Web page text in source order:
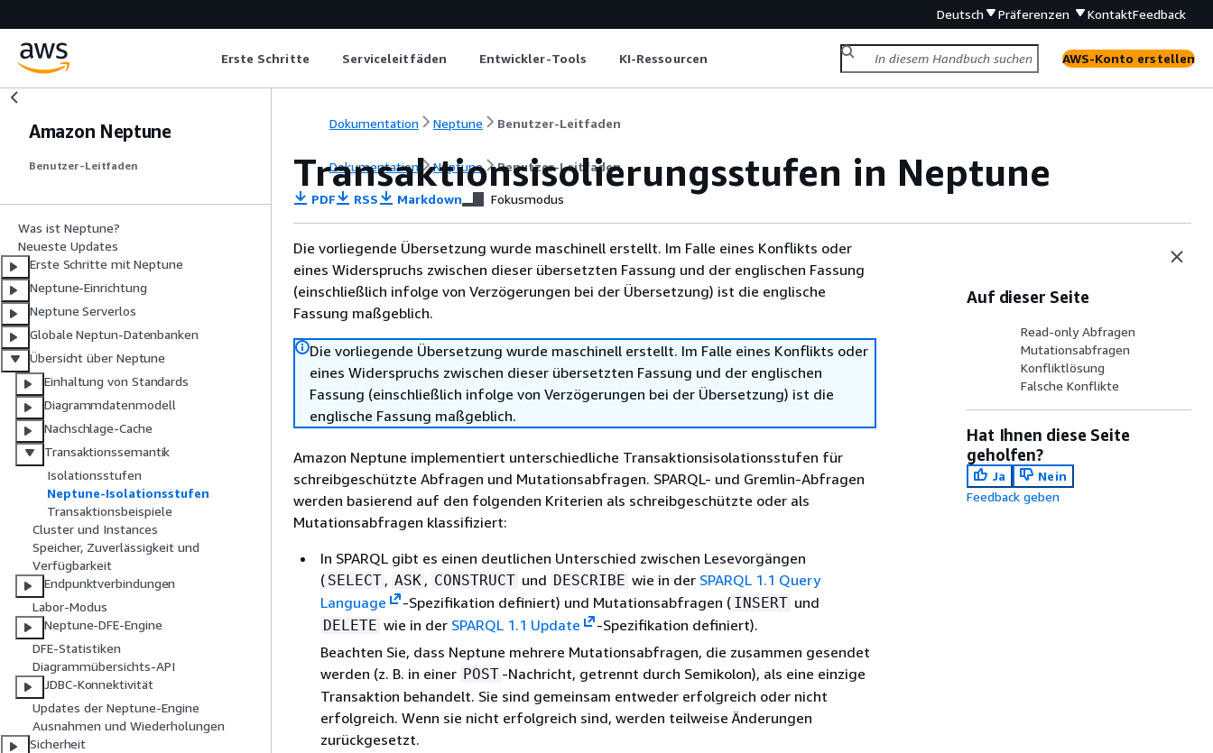
Deutsch Präferenzen KontaktFeedback
Erste Schritte Serviceleitfäden Entwickler-Tools KI-Ressourcen AWS-Konto erstellen
Amazon Neptune
Benutzer-Leitfaden
Was ist Neptune?
Neueste Updates
Erste Schritte mit Neptune
Neptune-Einrichtung
Neptune Serverlos
Globale Neptun-Datenbanken
Übersicht über Neptune
Einhaltung von Standards
Diagrammdatenmodell
Nachschlage-Cache
Transaktionssemantik
Isolationsstufen
Neptune-Isolationsstufen
Transaktionsbeispiele
Cluster und Instances
Speicher, Zuverlässigkeit und
Verfügbarkeit
Endpunktverbindungen
Labor-Modus
Neptune-DFE-Engine
DFE-Statistiken
Diagrammübersichts-API
JDBC-Konnektivität
Updates der Neptune-Engine
Ausnahmen und Wiederholungen
Sicherheit
Dokumentation Neptune Benutzer-Leitfaden
Dokumentation Neptune Benutzer-Leitfaden
Transaktionsisolierungsstufen in Neptune
PDF RSS Markdown Fokusmodus
Die vorliegende Übersetzung wurde maschinell erstellt. Im Falle eines Konflikts oder
eines Widerspruchs zwischen dieser übersetzten Fassung und der englischen Fassung
(einschließlich infolge von Verzögerungen bei der Übersetzung) ist die englische
Fassung maßgeblich.
Die vorliegende Übersetzung wurde maschinell erstellt. Im Falle eines Konflikts oder
eines Widerspruchs zwischen dieser übersetzten Fassung und der englischen
Fassung (einschließlich infolge von Verzögerungen bei der Übersetzung) ist die
englische Fassung maßgeblich.
Amazon Neptune implementiert unterschiedliche Transaktionsisolationsstufen für
schreibgeschützte Abfragen und Mutationsabfragen. SPARQL- und Gremlin-Abfragen
werden basierend auf den folgenden Kriterien als schreibgeschützte oder als
Mutationsabfragen klassifiziert:
In SPARQL gibt es einen deutlichen Unterschied zwischen Lesevorgängen
( SELECT , ASK , CONSTRUCT und DESCRIBE wie in der SPARQL 1.1 Query
Language
-Spezifikation definiert) und Mutationsabfragen ( INSERT und
DELETE wie in der SPARQL 1.1 Update
-Spezifikation definiert).
Beachten Sie, dass Neptune mehrere Mutationsabfragen, die zusammen gesendet
werden (z. B. in einer POST -Nachricht, getrennt durch Semikolon), als eine einzige
Transaktion behandelt. Sie sind gemeinsam entweder erfolgreich oder nicht
erfolgreich. Wenn sie nicht erfolgreich sind, werden teilweise Änderungen
zurückgesetzt.
Auf dieser Seite
Read-only Abfragen
Mutationsabfragen
Konfliktlösung
Falsche Konflikte
Hat Ihnen diese Seite
geholfen?
Ja
Nein
Feedback geben